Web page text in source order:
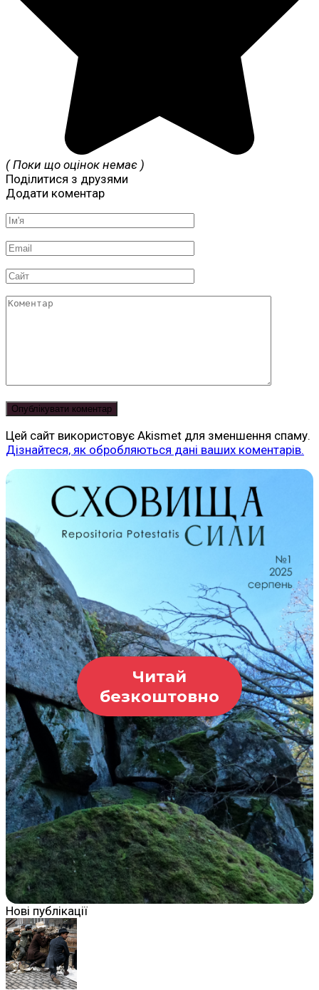
( Поки що оцінок немає )
Поділитися з друзями
Додати коментар
Ім'я
Email
Сайт
Коментар
Цей сайт використовує Akismet для зменшення спаму.
Дізнайтеся, як обробляються дані ваших коментарів.
Читай
безкоштовно
Нові публікації